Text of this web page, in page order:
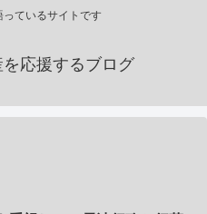
っているサイトです
応援するブログ